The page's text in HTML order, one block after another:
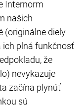
Internorm
našich
(originálne diely
ich plná funkčnosť
že
nevykazuje
začína plynúť
sú